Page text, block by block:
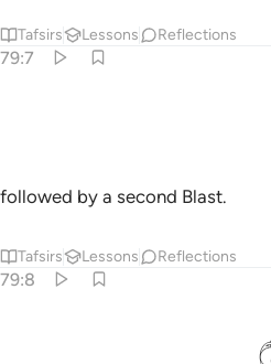
Tafsirs Lessons Reflections
79:7
followed by a second Blast.
Tafsirs Lessons Reflections
79:8